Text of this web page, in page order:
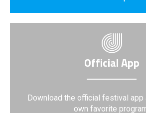
Official App
Download the official festival app
own favorite